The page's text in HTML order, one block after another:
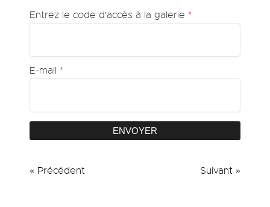
Entrez le code d'accès à la galerie *
E-mail *
ENVOYER
« Précédent Suivant »